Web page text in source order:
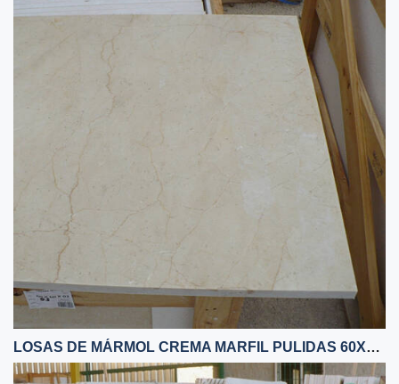
LOSAS DE MÁRMOL CREMA MARFIL PULIDAS 60X60X2 CM CALIDAD COMERCIAL